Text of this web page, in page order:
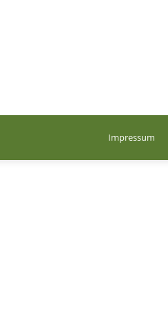
Impressum